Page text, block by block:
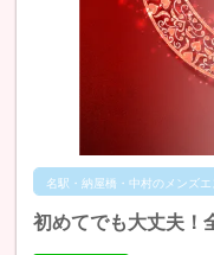
名駅・納屋橋・中村のメンズエ
初めてでも大丈夫！